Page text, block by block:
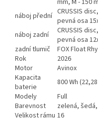
mm, M - 150
náboj přední CRUSSIS
pevná osa
náboj zadní
CRUSSIS
pevná osa
zadní tlumič
FOX Float
Rok
2026
Motor
Avinox
Kapacita
baterie
800 Wh
Modely
Full
Barevnost
zelená,
Velikost rámu 16